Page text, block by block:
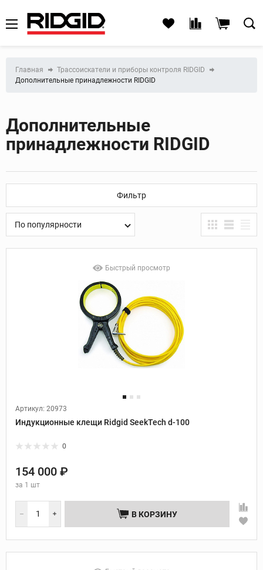
Главная
Трассоискатели и приборы контроля RIDGID
Дополнительные принадлежности RIDGID
Дополнительные
принадлежности RIDGID
Фильтр
По популярности
Быстрый просмотр
Артикул: 20973
Индукционные клещи Ridgid SeekTech d-100
0
154 000 ₽
за 1 шт
В КОРЗИНУ